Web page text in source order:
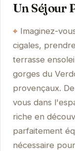
Un Séjour
Imaginez-
cigales,
terrasse
gorges du
provençaux.
vous dans
riche en
parfaitement
nécessaire